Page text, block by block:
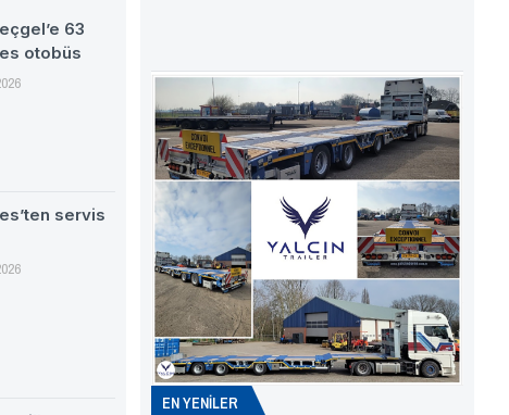
63
otobüs
servis
EN YENİLER